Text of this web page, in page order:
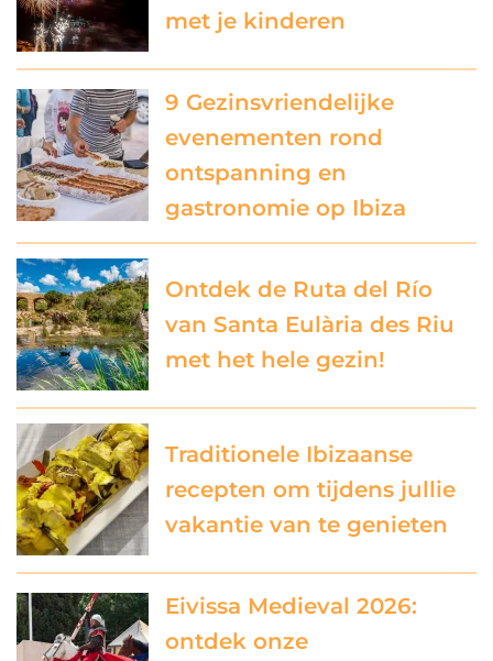
met je kinderen
9 Gezinsvriendelijke
evenementen rond
ontspanning en
gastronomie op Ibiza
Ontdek de Ruta del Río
van Santa Eulària des Riu
met het hele gezin!
Traditionele Ibizaanse
recepten om tijdens jullie
vakantie van te genieten
Eivissa Medieval 2026:
ontdek onze